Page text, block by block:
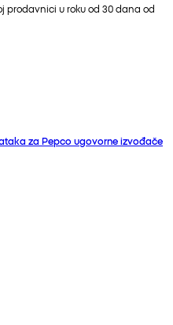
prodavnici u roku od 30 dana od
za Pepco ugovorne izvođače